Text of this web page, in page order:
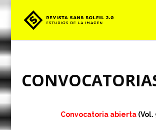
Convocatoria abierta(Vol.